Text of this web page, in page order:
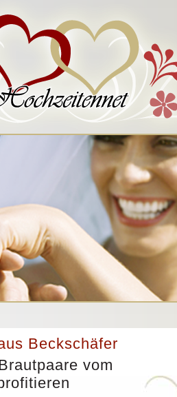
Beckschäfer
vom